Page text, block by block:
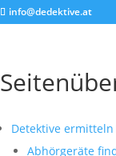
info@dedektive.at
Detektive
Abhörgeräte